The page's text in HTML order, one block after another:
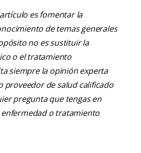
es fomentar la
de temas generales
no es sustituir la
o el tratamiento
siempre la opinión experta
proveedor de salud calificado
pregunta que tengas en
o tratamiento